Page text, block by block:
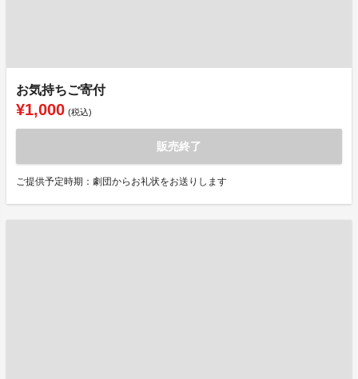
お気持ちご寄付
¥1,000 (税込)
販売終了
ご提供予定時期：劇団からお礼状をお送りします